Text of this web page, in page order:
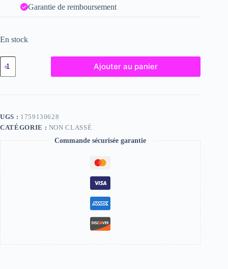
Garantie de remboursement
En stock
quantité
de
Suzana,
2024
x
20
Ajouter au panier
UGS : 1759130628
CATÉGORIE : NON CLASSÉ
Commande sécurisée garantie